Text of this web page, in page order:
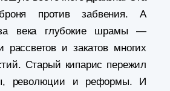
против забвения. А
за века глубокие шрамы —
рассветов и закатов многих
Старый кипарис пережил
революции и реформы. И